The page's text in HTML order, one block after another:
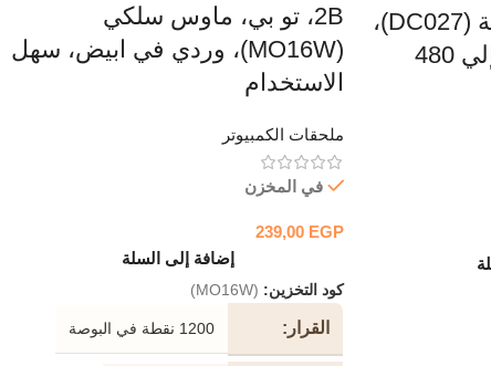
2B، تو بي، كابل طابعة (DC027)،
USB، سرعات تصل إلي 480
2B، تو بي، ماوس سلكي
(MO16W)، وردي في ابيض، سهل
الاستخدام
ملحقات الكمبيوتر
في المخزن
239,00 EGP
إضافة إلى السلة
كود التخزين: (MO16W)
القرار 1200 نقطة في البوصة